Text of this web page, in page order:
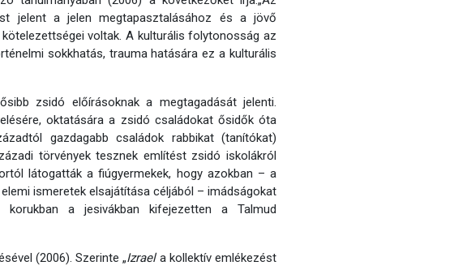
jelent a jelen megtapasztalásához és a jövő
voltak. A kulturális folytonosság az
sokkhatás, trauma hatására ez a kulturális
zsidó előírásoknak a megtagadását jelenti.
oktatására a zsidó családokat ősidők óta
gazdagabb családok rabbikat (tanítókat)
törvények tesznek említést zsidó iskolákról
látogatták a fiúgyermekek, hogy azokban – a
ismeretek elsajátítása céljából – imádságokat
korukban a jesivákban kifejezetten a Talmud
(2006). Szerinte „Izrael a kollektív emlékezést